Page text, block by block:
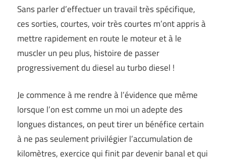
Sans parler d’effectuer un travail très spécifique,
ces sorties, courtes, voir très courtes m’ont appris à
mettre rapidement en route le moteur et à le
muscler un peu plus, histoire de passer
progressivement du diesel au turbo diesel !
Je commence à me rendre à l’évidence que même
lorsque l’on est comme un moi un adepte des
longues distances, on peut tirer un bénéfice certain
à ne pas seulement privilégier l’accumulation de
kilomètres, exercice qui finit par devenir banal et qui